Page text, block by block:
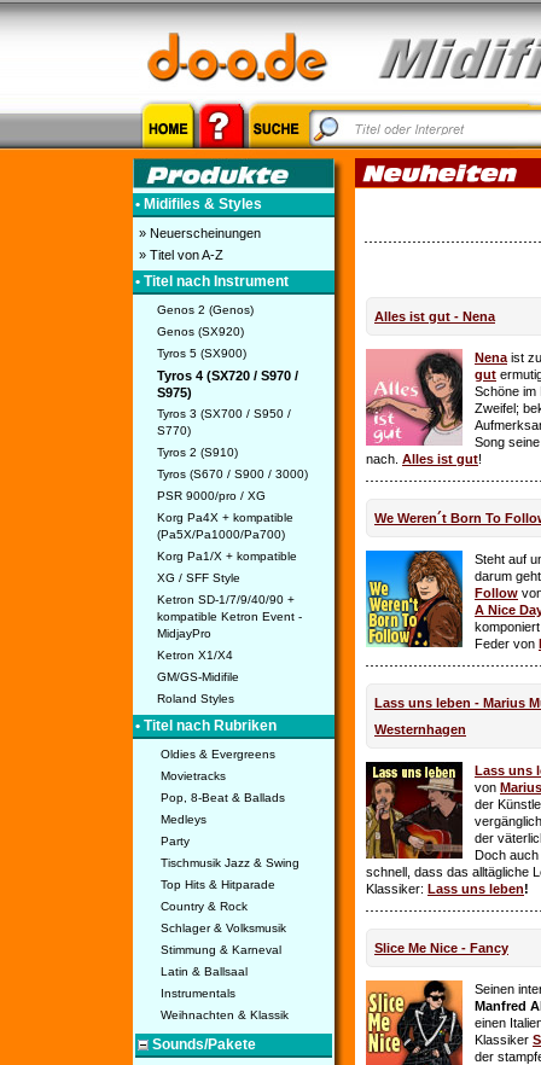
• Midifiles & Styles
» Neuerscheinungen
» Titel von A-Z
• Titel nach Instrument
Genos 2 (Genos)
Genos (SX920)
Tyros 5 (SX900)
Tyros 4 (SX720 / S970 /
S975)
Tyros 3 (SX700 / S950 /
S770)
Tyros 2 (S910)
Tyros (S670 / S900 / 3000)
PSR 9000/pro / XG
Korg Pa4X + kompatible
(Pa5X/Pa1000/Pa700)
Korg Pa1/X + kompatible
XG / SFF Style
Ketron SD-1/7/9/40/90 +
kompatible Ketron Event -
MidjayPro
Ketron X1/X4
GM/GS-Midifile
Roland Styles
• Titel nach Rubriken
Oldies & Evergreens
Movietracks
Pop, 8-Beat & Ballads
Medleys
Party
Tischmusik Jazz & Swing
Top Hits & Hitparade
Country & Rock
Schlager & Volksmusik
Stimmung & Karneval
Latin & Ballsaal
Instrumentals
Weihnachten & Klassik
Sounds/Pakete
Alles ist gut - Nena
Nena ist
gut
Schöne im
Zweifel;
Song
nach. Alles ist gut!
We Weren´t Born To
Steht auf
darum
Follow
A Nice
Feder von
Lass uns leben - Marius
Westernhagen
Lass uns
von
der
der
Doch auch
schnell, dass das alltägliche
Klassiker: Lass uns leben!
Slice Me Nice - Fancy
Seinen
Manfred
einen
Klassiker
der